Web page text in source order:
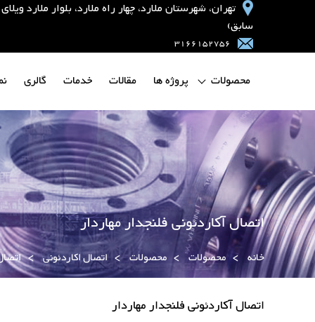
تهران، شهرستان ملارد، چهار راه ملارد، بلوار
سابق)
3166152756
محصولات پروژه ها مقالات خدمات گالری
اتصال آکاردئونی فلنجدار مهاردار
خانه > محصولات > محصولات > اتصال اکاردئونی >
اتصال آکاردئونی فلنجدار مهاردار